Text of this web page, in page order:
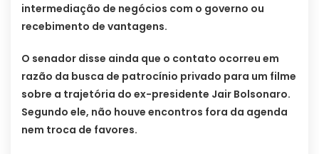
intermediação de negócios com o governo ou
recebimento de vantagens.
O senador disse ainda que o contato ocorreu em
razão da busca de patrocínio privado para um filme
sobre a trajetória do ex-presidente Jair Bolsonaro.
Segundo ele, não houve encontros fora da agenda
nem troca de favores.